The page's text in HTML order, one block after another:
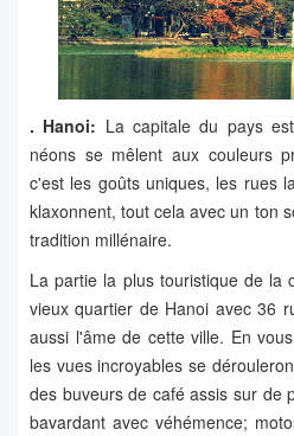
. Hanoi: La capitale du pays
néons se mêlent aux couleurs
c'est les goûts uniques, les rues
klaxonnent, tout cela avec un ton
tradition millénaire.
La partie la plus touristique de la
vieux quartier de Hanoi avec 36
aussi l'âme de cette ville. En
les vues incroyables se
des buveurs de café assis sur de
bavardant avec véhémence;